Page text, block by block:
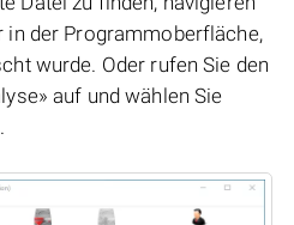
in der Programmoberfläche,
wurde. Oder rufen Sie den
auf und wählen Sie